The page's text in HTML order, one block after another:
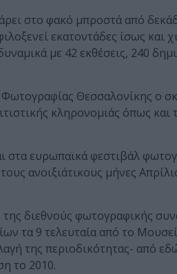
στο φακό μπροστά από
εκατοντάδες ίσως
με 42 εκθέσεις, 240
Θεσσαλονίκης ο
κληρονομιάς όπως
στα ευρωπαϊκά φεστιβάλ
ανοιξιάτικους μήνες
διεθνούς φωτογραφικής
τα 9 τελευταία από το
της περιοδικότητας- από
το 2010.